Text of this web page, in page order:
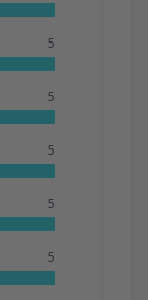
5
5
5
5
5